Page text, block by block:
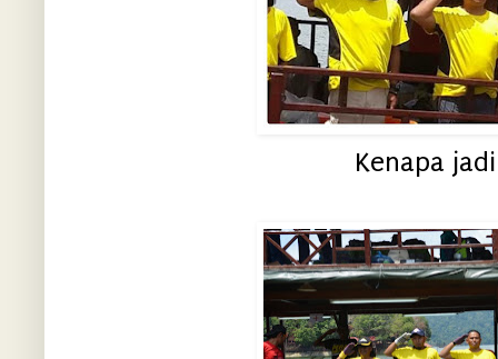
Kenapa